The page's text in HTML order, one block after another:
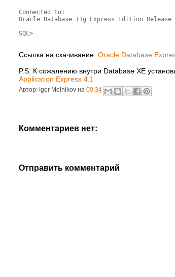
Connected to:
Oracle Database 11g Express Edition Release
SQL>
Ccылка на скачивание: Oracle Database
P.S. К сожалению внутри Database XE
Application Express 4.1
Автор: Igor Melnikov на 00:34
Комментариев нет:
Отправить комментарий